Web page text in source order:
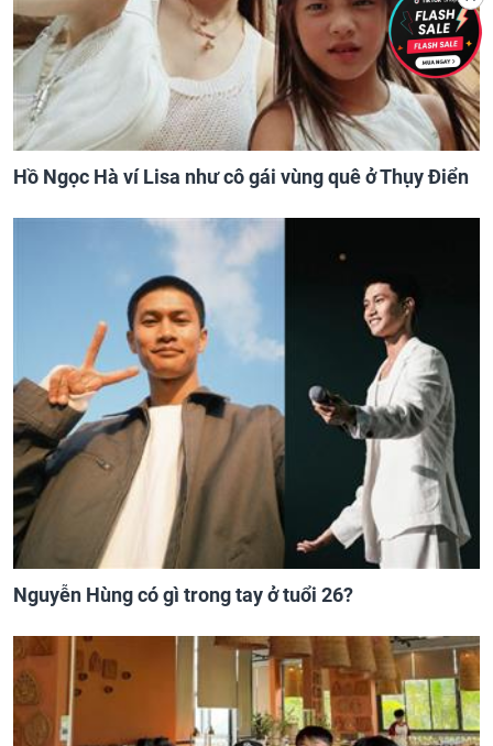
Hồ Ngọc Hà ví Lisa như cô gái vùng quê ở Thụy Điển
Nguyễn Hùng có gì trong tay ở tuổi 26?